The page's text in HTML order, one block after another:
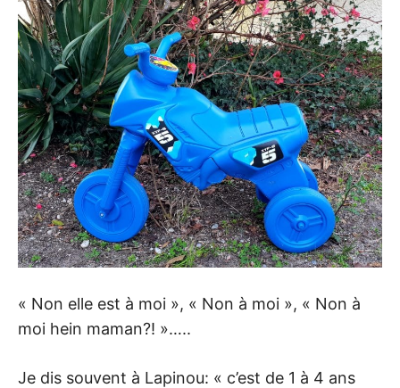
« Non elle est à moi », « Non à moi », « Non à
moi hein maman?! »…..
Je dis souvent à Lapinou: « c’est de 1 à 4 ans